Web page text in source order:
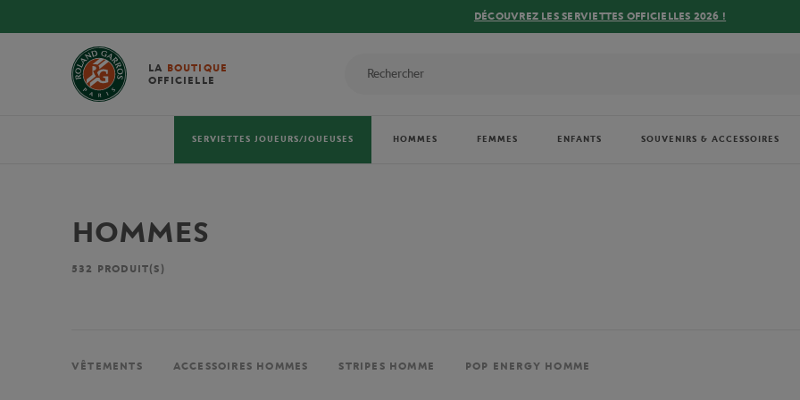
DÉCOUVREZ LES SERVIETTES OFFICIELLES 2026 !
LA BOUTIQUE
OFFICIELLE
SERVIETTES JOUEURS/JOUEUSES HOMMES FEMMES ENFANTS SOUVENIRS & ACCESSOIRES
HOMMES
532 PRODUIT(S)
VÊTEMENTS ACCESSOIRES HOMMES STRIPES HOMME POP ENERGY HOMME